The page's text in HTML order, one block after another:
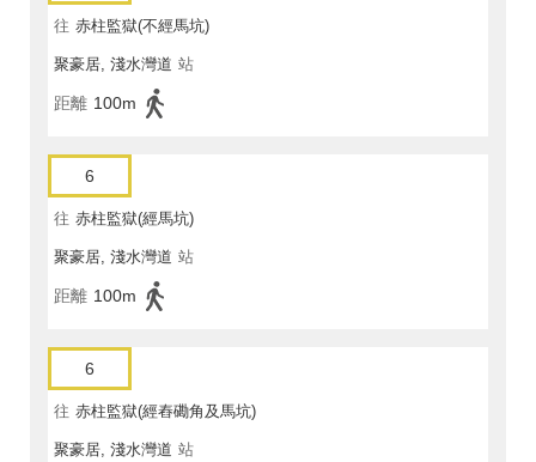
往 赤柱監獄(不經馬坑)
聚豪居, 淺水灣道 站
距離 100m
6
往 赤柱監獄(經馬坑)
聚豪居, 淺水灣道 站
距離 100m
6
往 赤柱監獄(經舂磡角及馬坑)
聚豪居, 淺水灣道 站